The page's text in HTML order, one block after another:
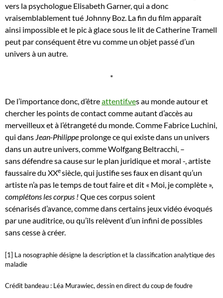
vers la psychologue Elisabeth Garner, qui a donc
vraisemblablement tué Johnny Boz. La fin du film apparaît
ainsi impossible et le pic à glace sous le lit de Catherine Tramell
peut par conséquent être vu comme un objet passé d’un
univers à un autre.
*
De l’importance donc, d’êtreattentif.ves au monde autour et
chercher les points de contact comme autant d’accès au
merveilleux et à l’étrangeté du monde. Comme Fabrice Luchini,
qui dans Jean-Philippe prolonge ce qui existe dans un univers
dans un autre univers, comme Wolfgang Beltracchi, –
sans défendre sa cause sur le plan juridique et moral -, artiste
faussaire du XXesiècle, qui justifie ses faux en disant qu’un
artiste n’a pas le temps de tout faire et dit « Moi, je complète »,
complétons les corpus ! Que ces corpus soient
scénarisés d’avance, comme dans certains jeux vidéo évoqués
par une auditrice, ou qu’ils relèvent d’un infini de possibles
sans cesse à créer.
[1] La nosographie désigne la description et la classification analytique des
maladie
Crédit bandeau : Léa Murawiec, dessin en direct du coup de foudre